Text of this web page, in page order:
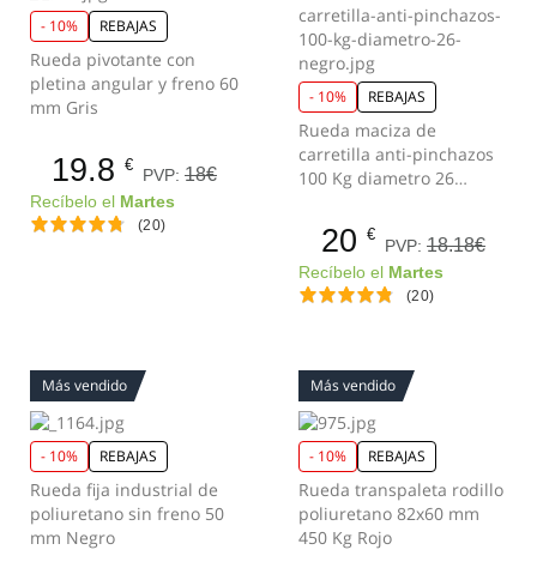
- 10% REBAJAS
Rueda pivotante con
pletina angular y freno 60
mm Gris
19.8 €
PVP: 18€
Recíbelo el Martes
(20)
- 10% REBAJAS
Rueda maciza de
carretilla anti-pinchazos
100 Kg diametro 26
20 €
PVP: 18.18€
Recíbelo el Martes
(20)
Más vendido
- 10% REBAJAS
Rueda fija industrial de
poliuretano sin freno 50
mm Negro
Más vendido
- 10% REBAJAS
Rueda transpaleta rodillo
poliuretano 82x60 mm
450 Kg Rojo